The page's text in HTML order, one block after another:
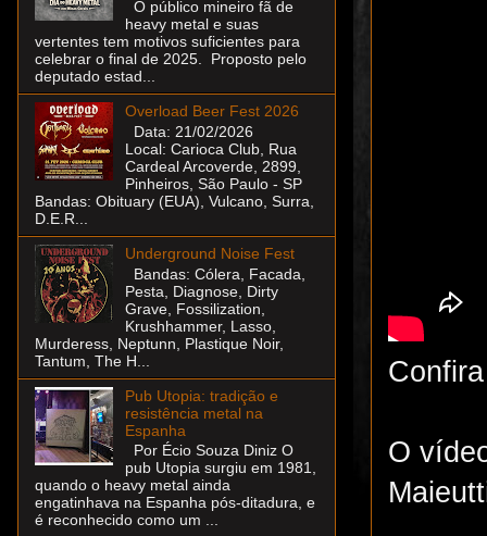
O
O público mineiro fã de
heavy metal e suas
vertentes tem motivos suficientes para
celebrar o final de 2025. Proposto pelo
deputado estad...
Overload Beer Fest 2026
Data: 21/02/2026
Local: Carioca Club, Rua
Cardeal Arcoverde, 2899,
Pinheiros, São Paulo - SP
Bandas: Obituary (EUA), Vulcano, Surra,
D.E.R...
Underground Noise Fest
Bandas: Cólera, Facada,
Pesta, Diagnose, Dirty
Grave, Fossilization,
Krushhammer, Lasso,
Murderess, Neptunn, Plastique Noir,
Tantum, The H...
Pub Utopia: tradição e
resistência metal na
Espanha
Por Écio Souza Diniz O
pub Utopia surgiu em 1981,
quando o heavy metal ainda
engatinhava na Espanha pós-ditadura, e
é reconhecido como um ...